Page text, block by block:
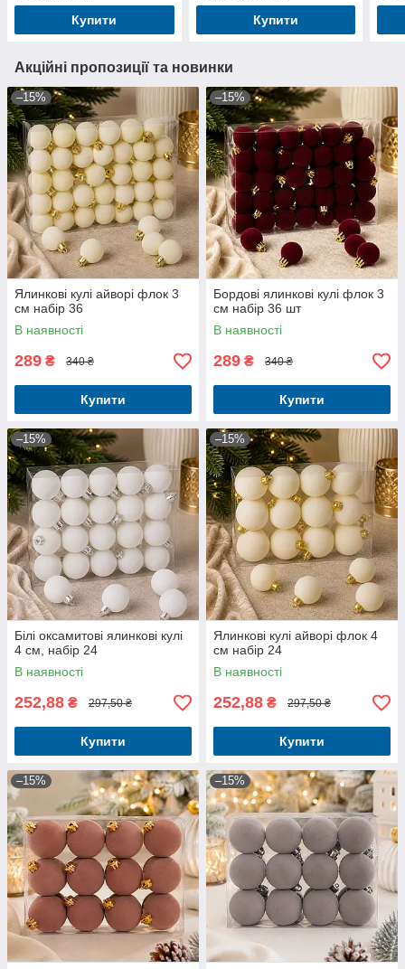
Купити Купити
Акційні пропозиції та новинки
–15%
Ялинкові кулі айворі флок 3
см набір 36
В наявності
289 ₴ 340 ₴
Купити
–15%
Бордові ялинкові кулі флок 3
см набір 36 шт
В наявності
289 ₴ 340 ₴
Купити
–15%
Білі оксамитові ялинкові кулі
4 см, набір 24
В наявності
252,88 ₴ 297,50 ₴
Купити
–15%
Ялинкові кулі айворі флок 4
см набір 24
В наявності
252,88 ₴ 297,50 ₴
Купити
–15% –15%